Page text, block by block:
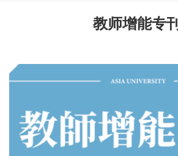
教师增能专刊